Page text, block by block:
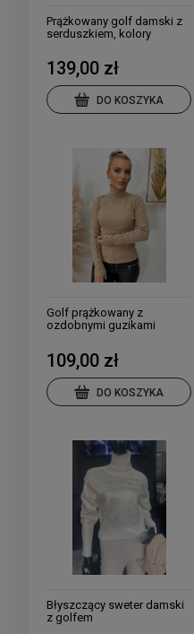
Prążkowany golf damski z
serduszkiem, kolory
139,00 zł
DO KOSZYKA
Golf prążkowany z
ozdobnymi guzikami
109,00 zł
DO KOSZYKA
Błyszczący sweter damski
z golfem